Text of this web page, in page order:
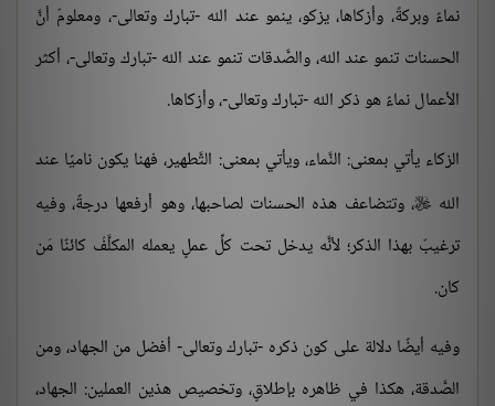
نماءً وبركةً، وأزكاها، يزكو، ينمو عند الله -تبارك وتعالى-، ومعلومٌ أنَّ
الحسنات تنمو عند الله، والصَّدقات تنمو عند الله -تبارك وتعالى-، أكثر
الأعمال نماءً هو ذكر الله -تبارك وتعالى-، وأزكاها.
الزكاء يأتي بمعنى: النَّماء، ويأتي بمعنى: التَّطهير، فهنا يكون ناميًا عند
الله ، وتتضاعف هذه الحسنات لصاحبها، وهو أرفعها درجةً، وفيه
ترغيبٌ بهذا الذكر؛ لأنَّه يدخل تحت كلِّ عملٍ يعمله المكلَّفُ كائنًا مَن
كان.
وفيه أيضًا دلالة على كون ذكره -تبارك وتعالى- أفضل من الجهاد، ومن
الصَّدقة، هكذا في ظاهره بإطلاقٍ، وتخصيص هذين العملين: الجهاد،